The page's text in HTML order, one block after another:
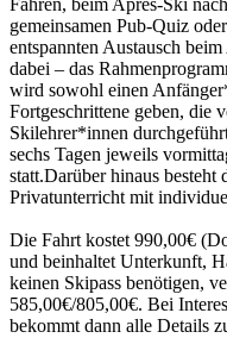
Fahren, beim Après-Ski
gemeinsamen Pub-Quiz
entspannten Austausch
dabei – das
wird sowohl einen
Fortgeschrittene geben, die
Skilehrer*innen
sechs Tagen jeweils
statt.Darüber hinaus
Privatunterricht mit
Die Fahrt kostet 990,00€
und beinhaltet Unterkunft,
keinen Skipass benötigen,
585,00€/805,00€. Bei
bekommt dann alle Details